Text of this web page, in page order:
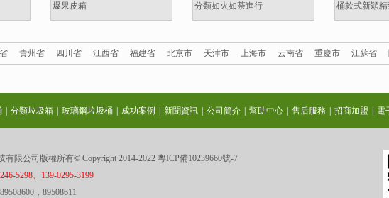
爆果皮箱
分類如火如荼進行
桶款式新穎
貴州省 四川省 江西省 福建省 北京市 天津市 上海市 云南省 重慶市 江蘇省
分類垃圾箱 玻璃鋼垃圾桶 成功案例 新聞資訊 公司簡介 幫助中心 售后服務 招商加盟 電
有限公司版權所有© Copyright 2014-2022 粵ICP備10239660號-7
5298、139-0295-3199
，89508611